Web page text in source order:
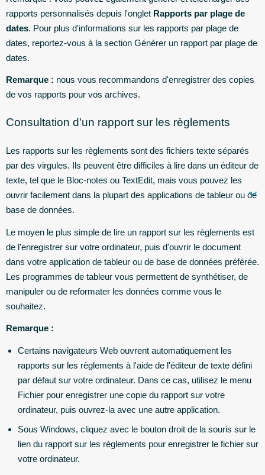
rapports personnalisés depuis l'onglet Rapports par plage de
dates. Pour plus d'informations sur les rapports par plage de
dates, reportez-vous à la section Générer un rapport par plage de
dates.
Remarque : nous vous recommandons d'enregistrer des copies
de vos rapports pour vos archives.
Consultation d'un rapport sur les règlements
Les rapports sur les règlements sont des fichiers texte séparés
par des virgules. Ils peuvent être difficiles à lire dans un éditeur de
texte, tel que le Bloc-notes ou TextEdit, mais vous pouvez les
ouvrir facilement dans la plupart des applications de tableur ou de
base de données.
Le moyen le plus simple de lire un rapport sur les règlements est
de l'enregistrer sur votre ordinateur, puis d'ouvrir le document
dans votre application de tableur ou de base de données préférée.
Les programmes de tableur vous permettent de synthétiser, de
manipuler ou de reformater les données comme vous le
souhaitez.
Remarque :
Certains navigateurs Web ouvrent automatiquement les
rapports sur les règlements à l'aide de l'éditeur de texte défini
par défaut sur votre ordinateur. Dans ce cas, utilisez le menu
Fichier pour enregistrer une copie du rapport sur votre
ordinateur, puis ouvrez-la avec une autre application.
Sous Windows, cliquez avec le bouton droit de la souris sur le
lien du rapport sur les règlements pour enregistrer le fichier sur
votre ordinateur.